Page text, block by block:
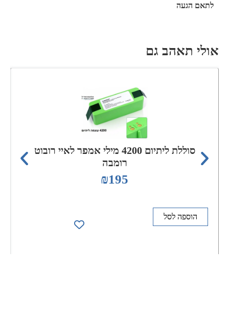
לתאם הגעה
אולי תאהב גם
סוללת ליתיום 4200 מילי אמפר לאיי רובוט
רומבה
₪195
הוספה לסל